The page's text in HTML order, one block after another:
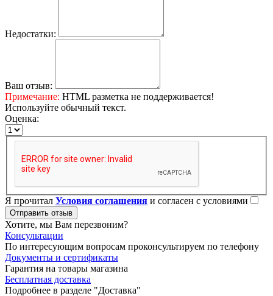
Недостатки:
Ваш отзыв:
Примечание: HTML разметка не поддерживается!
Используйте обычный текст.
Оценка:
Я прочитал Условия соглашения и согласен с условиями
Отправить отзыв
Хотите, мы Вам перезвоним?
Консультации
По интересующим вопросам проконсультируем по телефону
Документы и сертификаты
Гарантия на товары магазина
Бесплатная доставка
Подробнее в разделе "Доставка"